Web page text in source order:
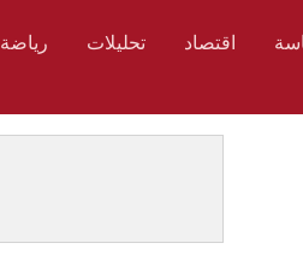
اقتصاد تحليلات رياضة